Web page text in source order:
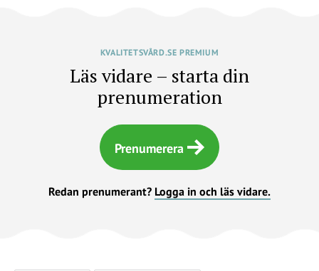
KVALITETSVÅRD.SE PREMIUM
Läs vidare – starta din
prenumeration
Prenumerera
Redan prenumerant? Logga in och läs vidare.